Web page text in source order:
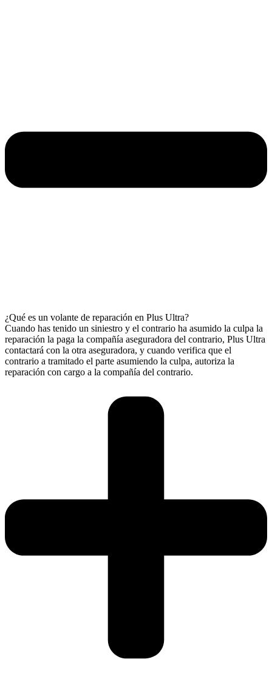
¿Qué es un volante de reparación en Plus Ultra?
Cuando has tenido un siniestro y el contrario ha asumido la culpa la
reparación la paga la compañía aseguradora del contrario, Plus Ultra
contactará con la otra aseguradora, y cuando verifica que el
contrario a tramitado el parte asumiendo la culpa, autoriza la
reparación con cargo a la compañía del contrario.